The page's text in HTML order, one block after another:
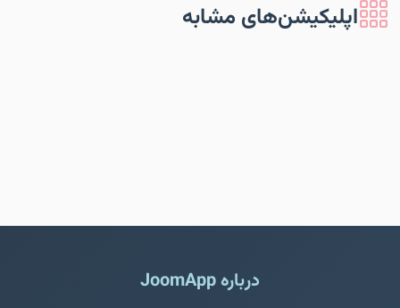
اپلیکیشن‌های مشابه
درباره JoomApp